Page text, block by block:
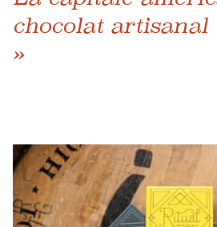
chocolat
»